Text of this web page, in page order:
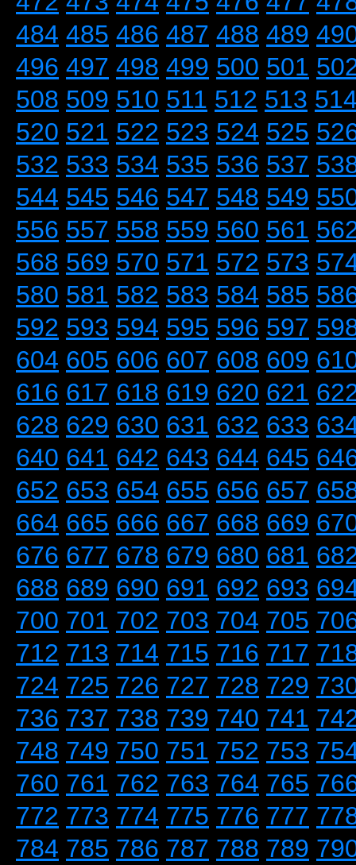
484 485 486 487 488 489
496 497 498 499 500 501
508 509 510 511 512 513
520 521 522 523 524 525
532 533 534 535 536 537
544 545 546 547 548 549
556 557 558 559 560 561
568 569 570 571 572 573
580 581 582 583 584 585
592 593 594 595 596 597
604 605 606 607 608 609
616 617 618 619 620 621
628 629 630 631 632 633
640 641 642 643 644 645
652 653 654 655 656 657
664 665 666 667 668 669
676 677 678 679 680 681
688 689 690 691 692 693
700 701 702 703 704 705
712 713 714 715 716 717
724 725 726 727 728 729
736 737 738 739 740 741
748 749 750 751 752 753
760 761 762 763 764 765
772 773 774 775 776 777
784 785 786 787 788 789